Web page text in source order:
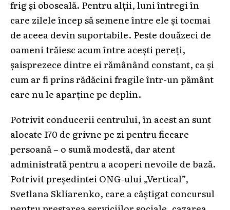
frig și oboseală. Pentru alții, luni întregi în
care zilele încep să semene între ele și tocmai
de aceea devin suportabile. Peste douăzeci de
oameni trăiesc acum între acești pereți,
șaisprezece dintre ei rămânând constant, ca și
cum ar fi prins rădăcini fragile într-un pământ
care nu le aparține pe deplin.
Potrivit conducerii centrului, în acest an sunt
alocate 170 de grivne pe zi pentru fiecare
persoană – o sumă modestă, dar atent
administrată pentru a acoperi nevoile de bază.
Potrivit președintei ONG-ului „Vertical”,
Svetlana Skliarenko, care a câștigat concursul